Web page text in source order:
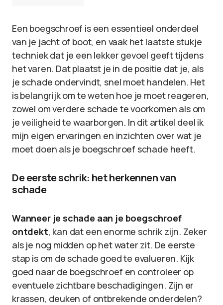
Een boegschroef is een essentieel onderdeel
van je jacht of boot, en vaak het laatste stukje
techniek dat je een lekker gevoel geeft tijdens
het varen. Dat plaatst je in de positie dat je, als
je schade ondervindt, snel moet handelen. Het
is belangrijk om te weten hoe je moet reageren,
zowel om verdere schade te voorkomen als om
je veiligheid te waarborgen. In dit artikel deel ik
mijn eigen ervaringen en inzichten over wat je
moet doen als je boegschroef schade heeft.
De eerste schrik: het herkennen van
schade
Wanneer je schade aan je boegschroef
ontdekt, kan dat een enorme schrik zijn. Zeker
als je nog midden op het water zit. De eerste
stap is om de schade goed te evalueren. Kijk
goed naar de boegschroef en controleer op
eventuele zichtbare beschadigingen. Zijn er
krassen, deuken of ontbrekende onderdelen?